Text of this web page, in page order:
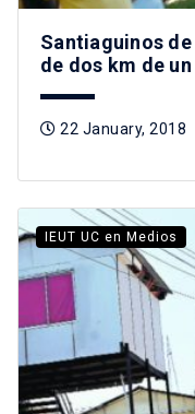
Santiaguinos
de dos km de
22 January, 2018
IEUT UC en Medios